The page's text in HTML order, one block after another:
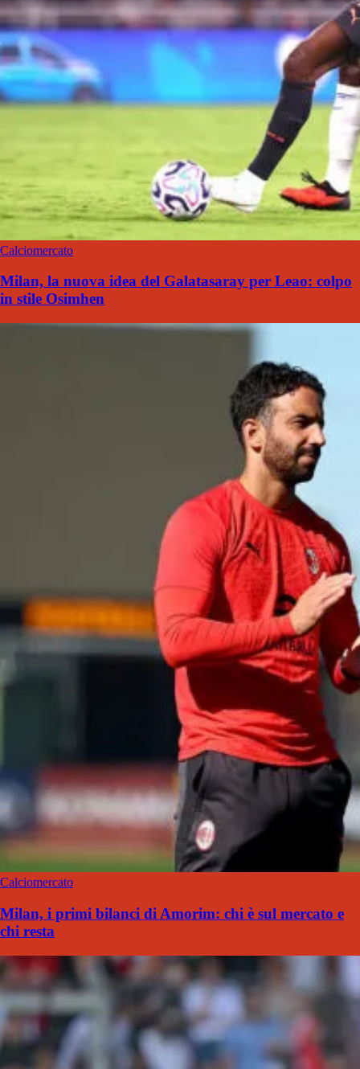
Calciomercato
Milan, la nuova idea del Galatasaray per Leao: colpo
in stile Osimhen
Calciomercato
Milan, i primi bilanci di Amorim: chi è sul mercato e
chi resta